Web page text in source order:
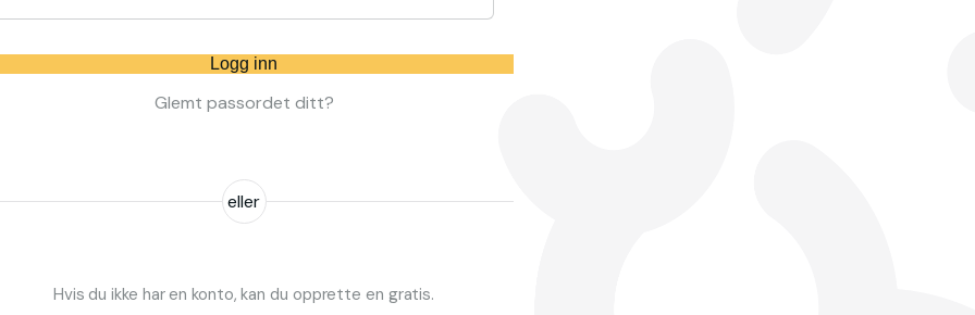
Logg inn
Glemt passordet ditt?
eller
Hvis du ikke har en konto, kan du opprette en gratis.